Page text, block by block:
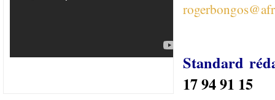
Standard
17 94 91 15